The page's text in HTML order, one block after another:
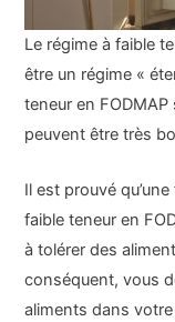
Le régime à faible
être un régime «
teneur en
peuvent être très
Il est prouvé
faible teneur en
à tolérer des
conséquent, vous
aliments dans